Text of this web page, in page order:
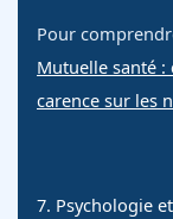
Pour
Mutuelle santé
carence sur les
7. Psychologie